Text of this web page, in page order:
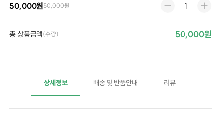
50,000원50,000원
총 상품금액(수량) 50,000원
상세정보 배송 및 반품안내 리뷰